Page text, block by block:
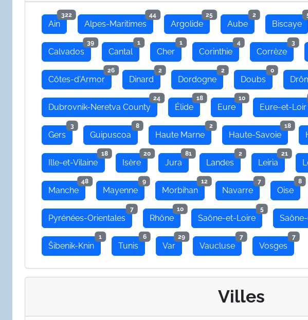
Ain
322
Alpes-Maritimes
44
Argolide
25
Aube
2
Biscaye
Calvados
39
Cantal
1
Cher
1
Corinthie
4
Corrèze
3
Côtes-d'Armor
26
Dinard
2
Dordogne
2
Doubs
0
Dubrovnik-Neretva County
24
Élide
18
Eure
10
Eure-et-Loir
Gers
3
Guipuscoa
8
Haute Marne
2
Haute-Savoie
18
Ille-et-Vilaine
18
Isère
20
Jura
81
Landes
2
Leiria
21
Manche
48
Mayenne
9
Morbihan
12
Navarre
7
Oise
8
Pyrénées-Orientales
7
Rhône
10
Saône-et-Loire
5
Šibenik-Knin
1
Tunis
6
Var
29
Vaucluse
7
Vosges
7
Villes